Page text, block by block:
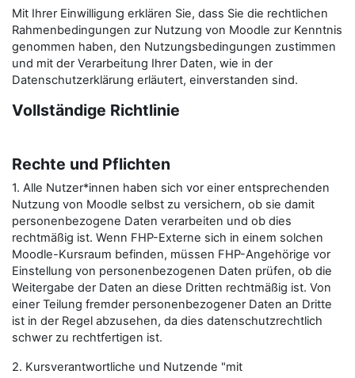
Mit Ihrer Einwilligung erklären Sie, dass Sie die rechtlichen
Rahmenbedingungen zur Nutzung von Moodle zur Kenntnis
genommen haben, den Nutzungsbedingungen zustimmen
und mit der Verarbeitung Ihrer Daten, wie in der
Datenschutzerklärung erläutert, einverstanden sind.
Vollständige Richtlinie
Rechte und Pflichten
1. Alle Nutzer*innen haben sich vor einer entsprechenden
Nutzung von Moodle selbst zu versichern, ob sie damit
personenbezogene Daten verarbeiten und ob dies
rechtmäßig ist. Wenn FHP-Externe sich in einem solchen
Moodle-Kursraum befinden, müssen FHP-Angehörige vor
Einstellung von personenbezogenen Daten prüfen, ob die
Weitergabe der Daten an diese Dritten rechtmäßig ist. Von
einer Teilung fremder personenbezogener Daten an Dritte
ist in der Regel abzusehen, da dies datenschutzrechtlich
schwer zu rechtfertigen ist.
2. Kursverantwortliche und Nutzende "mit